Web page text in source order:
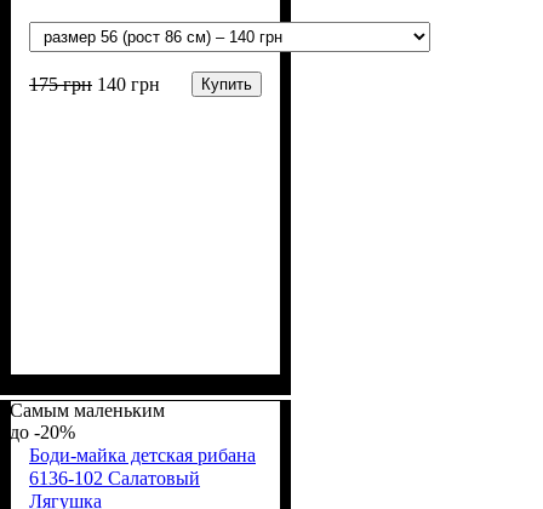
175грн 140 грн Купить
Самым маленьким
-20%
Боди-майка детская рибана
6136-102 Салатовый
Лягушка